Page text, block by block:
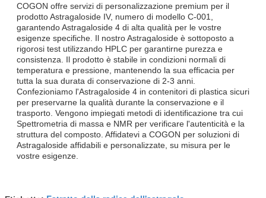
COGON offre servizi di personalizzazione premium per il
prodotto Astragaloside IV, numero di modello C-001,
garantendo Astragaloside 4 di alta qualità per le vostre
esigenze specifiche. Il nostro Astragaloside è sottoposto a
rigorosi test utilizzando HPLC per garantirne purezza e
consistenza. Il prodotto è stabile in condizioni normali di
temperatura e pressione, mantenendo la sua efficacia per
tutta la sua durata di conservazione di 2-3 anni.
Confezioniamo l'Astragaloside 4 in contenitori di plastica sicuri
per preservarne la qualità durante la conservazione e il
trasporto. Vengono impiegati metodi di identificazione tra cui
Spettrometria di massa e NMR per verificare l'autenticità e la
struttura del composto. Affidatevi a COGON per soluzioni di
Astragaloside affidabili e personalizzate, su misura per le
vostre esigenze.